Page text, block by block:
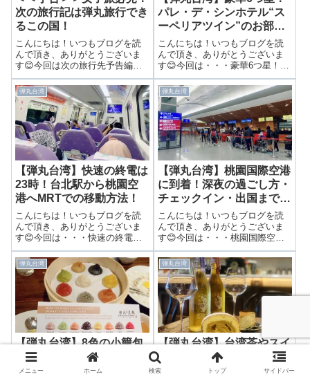
次の旅行記は弾丸旅行でき
るこの国！
こんにちは！いつもブログを読
んで頂き、ありがとうございま
す😊今回は次の旅行先予告編で
す！🎉＜＜予告＞＞女子旅必
見！次の旅行記は弾丸旅行でき
るこの国！7月から続いたアナハ
イムのレポートが終わりまし
た！ハワイ・アナハイムと順調
にディズニーリゾー...
パレ・デ・シンホテル“ス
ーペリアツイン”のお部屋
紹介！
こんにちは！いつもブログを読
んで頂き、ありがとうございま
す😊今回は・・・豪華6つ星！パ
レ・デ・シンホテル“スーペリア
ツイン”のお部屋紹介！ 前回は台
北駅からホテルまでの移動をご
紹介しました😆💓 ▶ 台北駅直結
の高級ホテル！パレ・デ・シン
ホテ...
弾丸台湾
【弾丸台湾】快速の終電は
23時！台北駅から桃園空
港へMRTでの移動方法！
こんにちは！いつもブログを読
んで頂き、ありがとうございま
す😊今回は・・・快速の終電は
23時！台北駅から桃園空港へ
MRTでの移動方法！ 前回は2日
目のディナーは「パラダイスダ
イナスティ」で楽しみました！
▶ 8色の小籠包を食べ比べ！超有
名店“...
弾丸台湾
【弾丸台湾】桃園国際空港
に到着！深夜の過ごし方・
チェックイン・出国までを
徹底レポート！
こんにちは！いつもブログを読
んで頂き、ありがとうございま
す😊今回は・・・桃園国際空港
に到着！深夜の過ごし方・チェ
ックイン・出国までを徹底レポ
ート！前回は空港までの移動を
ご紹介しました🙆▶ 快速の終電
は23時！台北駅から桃園空港へ
MRTでの移...
弾丸台湾
【弾丸台湾】8色の小籠包
を食べ比べ！超有名店“楽
天皇朝（パラダイスダイナ
弾丸台湾
【弾丸台湾】台湾茶やスイ
ーツが楽しめる！大人気の
カフェ“永心鳳茶（ヨンシ
メニュー ホーム 検索 トップ サイドバー